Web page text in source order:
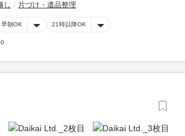
し
片づけ・遺品整理
早朝OK 21時以降OK